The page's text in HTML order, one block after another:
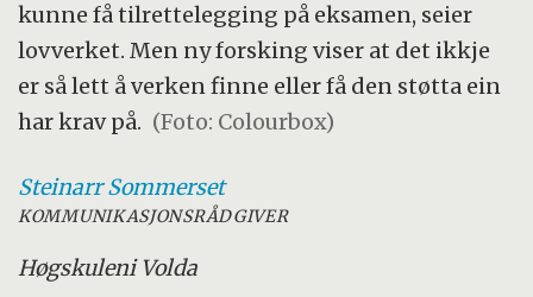
kunne få tilrettelegging på eksamen, seier
lovverket. Men ny forsking viser at det ikkje
er så lett å verken finne eller få den støtta ein
har krav på. (Foto: Colourbox)
Steinarr Sommerset
KOMMUNIKASJONSRÅDGIVER
Høgskuleni Volda